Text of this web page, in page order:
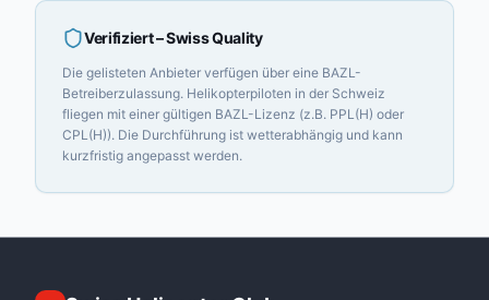
Verifiziert– Swiss Quality
Die gelisteten Anbieter verfügen über eine BAZL-
Betreiberzulassung. Helikopterpiloten in der Schweiz
fliegen mit einer gültigen BAZL-Lizenz (z.B. PPL(H) oder
CPL(H)). Die Durchführung ist wetterabhängig und kann
kurzfristig angepasst werden.